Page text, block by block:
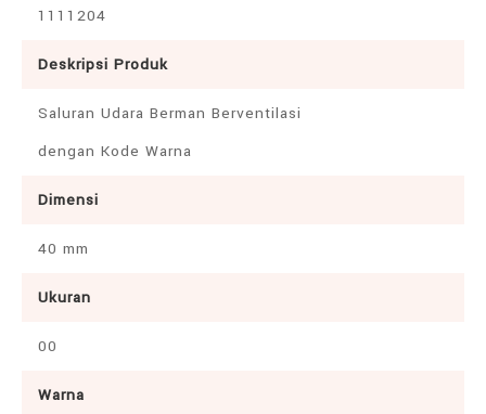
1111204
Deskripsi Produk
Saluran Udara Berman Berventilasi
dengan Kode Warna
Dimensi
40 mm
Ukuran
00
Warna